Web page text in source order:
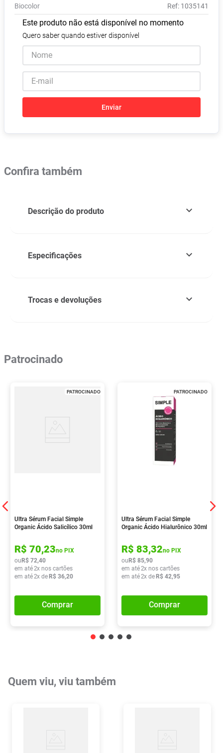
Biocolor : 1035141
Este produto não está disponível no momento
Quero saber quando estiver disponível
Enviar
Confira também
Descrição do produto
Especificações
Trocas e devoluções
Patrocinado
PATROCINADO
Ultra Sérum Facial Simple
Organic Ácido Salicílico 30ml
R$ 70,23no PIX
ouR$ 72,40
em até2x nos cartões
em até2x deR$ 36,20
Comprar
PATROCINADO
Ultra Sérum Facial Simple
Organic Ácido Hialurônico 30ml
R$ 83,32no PIX
ouR$ 85,90
em até2x nos cartões
em até2x deR$ 42,95
Comprar
Quem viu, viu também